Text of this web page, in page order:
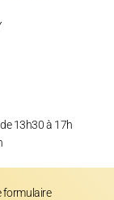
13h30 à 17h
formulaire